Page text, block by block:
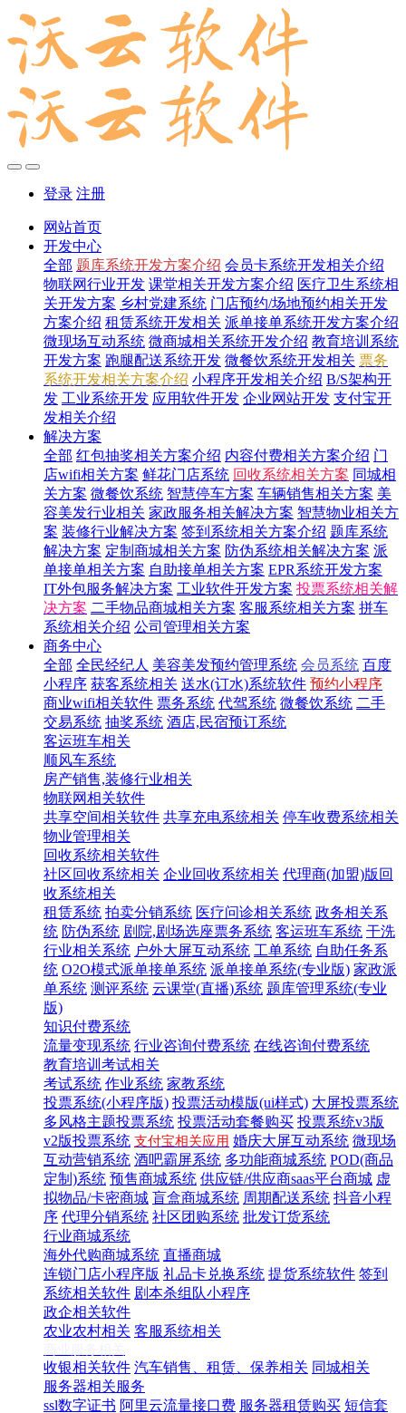
登录 注册
网站首页
开发中心
全部 题库系统开发方案介绍 会员卡系统开发相关介绍
物联网行业开发 课堂相关开发方案介绍 医疗卫生系统相
关开发方案 乡村党建系统 门店预约/场地预约相关开发
方案介绍 租赁系统开发相关 派单接单系统开发方案介绍
微现场互动系统 微商城相关系统开发介绍 教育培训系统
开发方案 跑腿配送系统开发 微餐饮系统开发相关 票务
系统开发相关方案介绍 小程序开发相关介绍 B/S架构开
发 工业系统开发 应用软件开发 企业网站开发 支付宝开
发相关介绍
解决方案
全部 红包抽奖相关方案介绍 内容付费相关方案介绍 门
店wifi相关方案 鲜花门店系统 回收系统相关方案 同城相
关方案 微餐饮系统 智慧停车方案 车辆销售相关方案 美
容美发行业相关 家政服务相关解决方案 智慧物业相关方
案 装修行业解决方案 签到系统相关方案介绍 题库系统
解决方案 定制商城相关方案 防伪系统相关解决方案 派
单接单相关方案 自助接单相关方案 EPR系统开发方案
IT外包服务解决方案 工业软件开发方案 投票系统相关解
决方案 二手物品商城相关方案 客服系统相关方案 拼车
系统相关介绍 公司管理相关方案
商务中心
全部 全民经纪人 美容美发预约管理系统 会员系统 百度
小程序 获客系统相关 送水(订水)系统软件 预约小程序
商业wifi相关软件 票务系统 代驾系统 微餐饮系统 二手
交易系统 抽奖系统 酒店,民宿预订系统
客运班车相关
顺风车系统
房产销售,装修行业相关
物联网相关软件
共享空间相关软件 共享充电系统相关 停车收费系统相关
物业管理相关
回收系统相关软件
社区回收系统相关 企业回收系统相关 代理商(加盟)版回
收系统相关
租赁系统 拍卖分销系统 医疗问诊相关系统 政务相关系
统 防伪系统 剧院,剧场选座票务系统 客运班车系统 干洗
行业相关系统 户外大屏互动系统 工单系统 自助任务系
统 O2O模式派单接单系统 派单接单系统(专业版) 家政派
单系统 测评系统 云课堂(直播)系统 题库管理系统(专业
版)
知识付费系统
流量变现系统 行业咨询付费系统 在线咨询付费系统
教育培训考试相关
考试系统 作业系统 家教系统
投票系统(小程序版) 投票活动模版(ui样式) 大屏投票系统
多风格主题投票系统 投票活动套餐购买 投票系统v3版
v2版投票系统 支付宝相关应用 婚庆大屏互动系统 微现场
互动营销系统 酒吧霸屏系统 多功能商城系统 POD(商品
定制)系统 预售商城系统 供应链/供应商saas平台商城 虚
拟物品/卡密商城 盲盒商城系统 周期配送系统 抖音小程
序 代理分销系统 社区团购系统 批发订货系统
行业商城系统
海外代购商城系统 直播商城
连锁门店小程序版 礼品卡兑换系统 提货系统软件 签到
系统相关软件 剧本杀组队小程序
政企相关软件
农业农村相关 客服系统相关
收银相关软件 汽车销售、租赁、保养相关 同城相关
服务器相关服务
ssl数字证书 阿里云流量接口费 服务器租赁购买 短信套